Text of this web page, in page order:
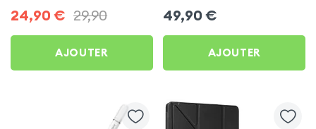
pour Apple iPad 8 2020
24,90 € 29,90
AJOUTER
2020
49,90 €
AJOUTER